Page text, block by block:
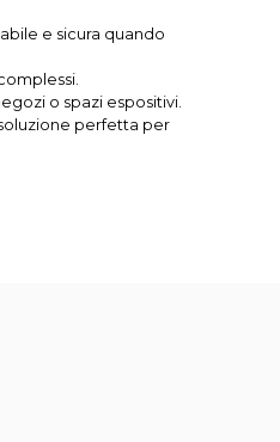
e sicura quando
o spazi espositivi.
perfetta per